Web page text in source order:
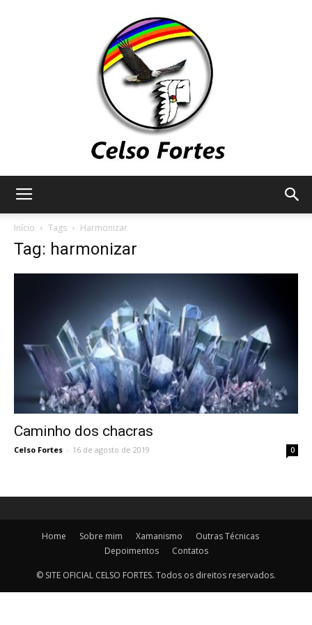
de
Almeida
Início Tags Harmonizar
Tag: harmonizar
Caminho dos chacras
Celso Fortes - 16 de agosto de 2019 0
Home Sobre mim Xamanismo
Outras Técnicas
Depoimentos
Contatos
© SITE OFICIAL CELSO FORTES. Todos os direitos reservados.